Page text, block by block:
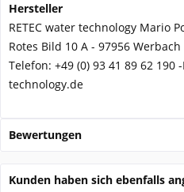
Hersteller
RETEC water technology Mario
Rotes Bild 10 A - 97956 Werbach
Telefon: +49 (0) 93 41 89 62 190 -
technology.de
Bewertungen
Kunden haben sich ebenfalls